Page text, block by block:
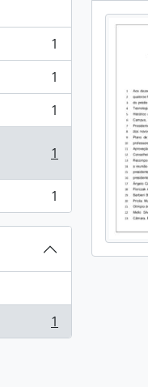
1
1
1
1
1
1